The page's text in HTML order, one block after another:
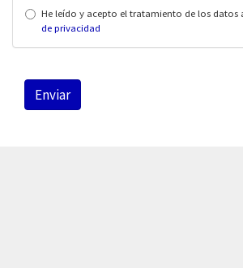
He leído y acepto el tratamiento de los datos
de privacidad
Enviar